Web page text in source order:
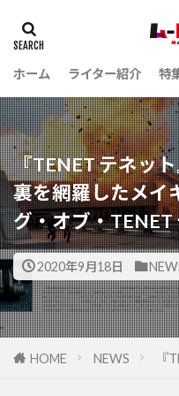
ホーム ライター紹介 特
『TENET テネッ
裏を網羅したメイ
グ・オブ・TENET
2020年9月18日
HOME NEWS 『